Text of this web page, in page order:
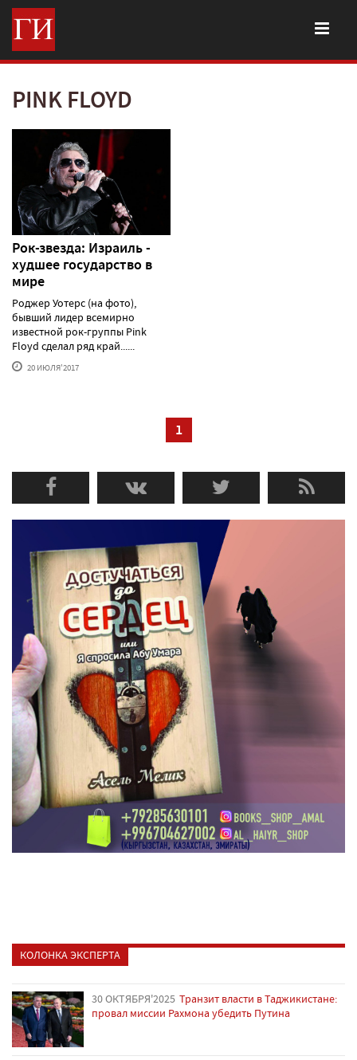
PINK FLOYD
Рок-звезда: Израиль -
худшее государство в
мире
Роджер Уотерс (на фото),
бывший лидер всемирно
известной рок-группы Pink
Floyd сделал ряд край......
20 ИЮЛЯ'2017
1
КОЛОНКА ЭКСПЕРТА
30 ОКТЯБРЯ'2025 Транзит власти в Таджикистане:
провал миссии Рахмона убедить Путина